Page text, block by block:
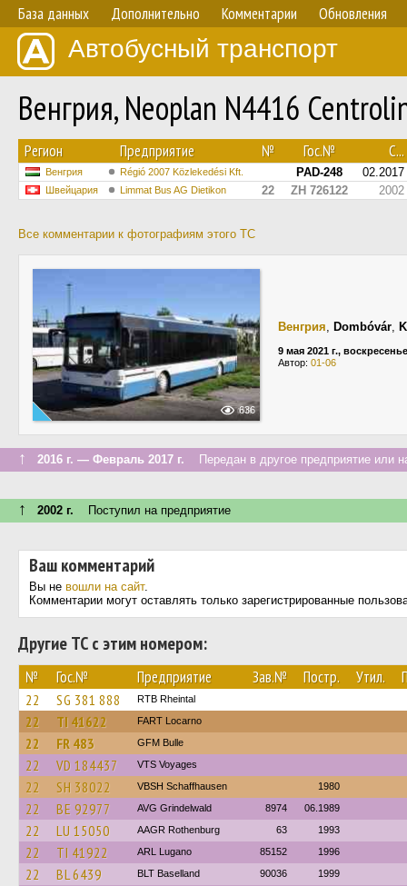
База данных Дополнительно Комментарии Обновления
Автобусный транспорт
Венгрия, Neoplan N4416
Регион Предприятие № Гос.№ С...
Венгрия Régió 2007 Közlekedési Kft. PAD-248 02.2017
Швейцария Limmat Bus AG Dietikon 22 ZH 726122 2002
Все комментарии к фотографиям этого ТС
636
Венгрия, Dombóvár,
9 мая 2021 г., воскресенье
Автор: 01-06
↑ 2016 г. — Февраль 2017 г. Передан в другое предприятие или
↑ 2002 г. Поступил на предприятие
Ваш комментарий
Вы не вошли на сайт.
Комментарии могут оставлять только зарегистрированные
Другие ТС с этим номером:
№ Гос.№ Предприятие Зав.№ Постр. Утил.
22 SG 381 888 RTB Rheintal
22 TI 41622 FART Locarno
22 FR 483 GFM Bulle
22 VD 184437 VTS Voyages
22 SH 38022 VBSH Schaffhausen 1980
22 BE 92977 AVG Grindelwald 8974 06.1989
22 LU 15050 AAGR Rothenburg 63 1993
22 TI 41922 ARL Lugano 85152 1996
22 BL 6439 BLT Baselland 90036 1999